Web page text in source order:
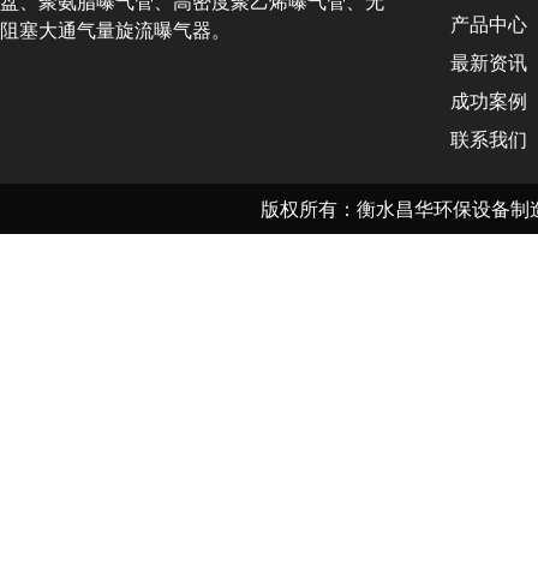
阻塞大通气量旋流曝气器。
产品中心
最新资讯
成功案例
联系我们
版权所有：衡水昌华环保设备